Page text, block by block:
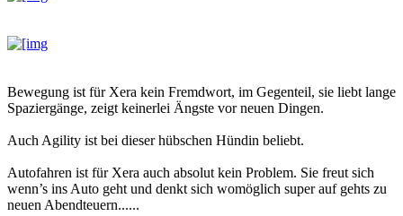
Bewegung ist für Xera kein Fremdwort, im Gegenteil, sie liebt lange
Spaziergänge, zeigt keinerlei Ängste vor neuen Dingen.
Auch Agility ist bei dieser hübschen Hündin beliebt.
Autofahren ist für Xera auch absolut kein Problem. Sie freut sich
wenn’s ins Auto geht und denkt sich womöglich super auf gehts zu
neuen Abendteuern......